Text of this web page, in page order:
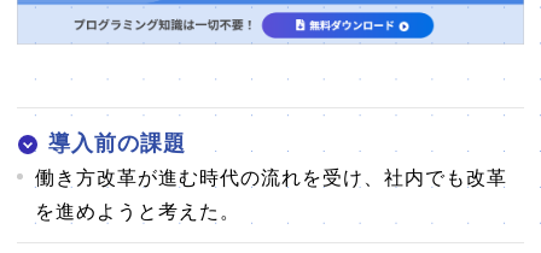
導入前の課題
働き方改革が進む時代の流れを受け、社内でも改革
を進めようと考えた。